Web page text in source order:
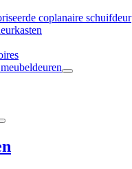
coplanaire schuifdeur